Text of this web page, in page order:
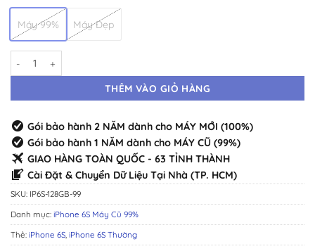
Máy 99% Máy Đẹp
iPhone 6S 128GB 99% · Máy Cũ Đẹp Như Mới số lượng
THÊM VÀO GIỎ HÀNG
Gói bảo hành 2 NĂM dành cho MÁY MỚI (100%)
Gói bảo hành 1 NĂM dành cho MÁY CŨ (99%)
GIAO HÀNG TOÀN QUỐC - 63 TỈNH THÀNH
Cài Đặt & Chuyển Dữ Liệu Tại Nhà (TP. HCM)
SKU: IP6S-128GB-99
Danh mục: iPhone 6S Máy Cũ 99%
Thẻ: iPhone 6S, iPhone 6S Thường